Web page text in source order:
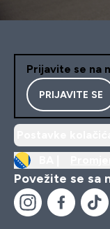
Prijavite se na
PRIJAVITE SE
Povežite se sa